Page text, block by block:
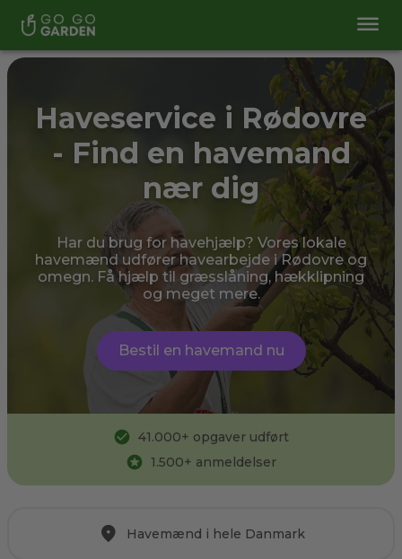
Haveservice i Rødovre
- Find en havemand
nær dig
Har du brug for havehjælp? Vores lokale
havemænd udfører havearbejde i Rødovre og
omegn. Få hjælp til græsslåning, hækklipning
og meget mere.
Bestil en havemand nu
41.000+ opgaver udført
1.500+ anmeldelser
Havemænd i hele Danmark